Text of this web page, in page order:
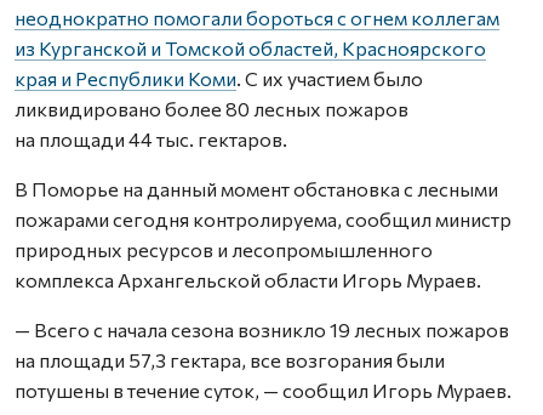
неоднократно помогали бороться с огнем коллегам
из Курганской и Томской областей, Красноярского
края и Республики Коми. С их участием было
ликвидировано более 80 лесных пожаров
на площади 44 тыс. гектаров.
В Поморье на данный момент обстановка с лесными
пожарами сегодня контролируема, сообщил министр
природных ресурсов и лесопромышленного
комплекса Архангельской области Игорь Мураев.
— Всего с начала сезона возникло 19 лесных пожаров
на площади 57,3 гектара, все возгорания были
потушены в течение суток, — сообщил Игорь Мураев.